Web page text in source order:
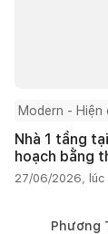
Modern - Hiện
Nhà 1 tầng
hoạch bằng
27/06/2026, lúc
Phương